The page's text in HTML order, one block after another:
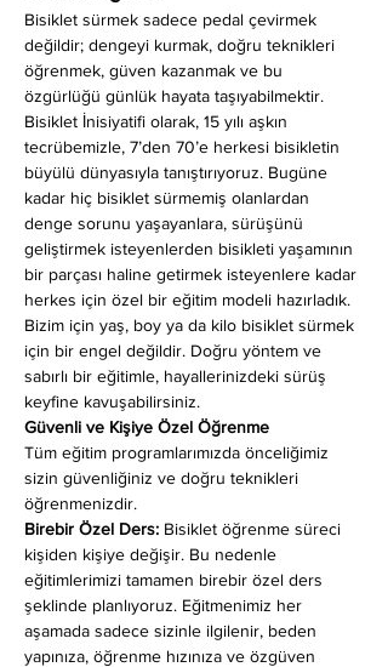
Bisiklet sürmek sadece pedal çevirmek
değildir; dengeyi kurmak, doğru teknikleri
öğrenmek, güven kazanmak ve bu
özgürlüğü günlük hayata taşıyabilmektir.
Bisiklet İnisiyatifi olarak, 15 yılı aşkın
tecrübemizle, 7’den 70’e herkesi bisikletin
büyülü dünyasıyla tanıştırıyoruz. Bugüne
kadar hiç bisiklet sürmemiş olanlardan
denge sorunu yaşayanlara, sürüşünü
geliştirmek isteyenlerden bisikleti yaşamının
bir parçası haline getirmek isteyenlere kadar
herkes için özel bir eğitim modeli hazırladık.
Bizim için yaş, boy ya da kilo bisiklet sürmek
için bir engel değildir. Doğru yöntem ve
sabırlı bir eğitimle, hayallerinizdeki sürüş
keyfine kavuşabilirsiniz.
Güvenli ve Kişiye Özel Öğrenme
Tüm eğitim programlarımızda önceliğimiz
sizin güvenliğiniz ve doğru teknikleri
öğrenmenizdir.
Birebir Özel Ders: Bisiklet öğrenme süreci
kişiden kişiye değişir. Bu nedenle
eğitimlerimizi tamamen birebir özel ders
şeklinde planlıyoruz. Eğitmenimiz her
aşamada sadece sizinle ilgilenir, beden
yapınıza, öğrenme hızınıza ve özgüven